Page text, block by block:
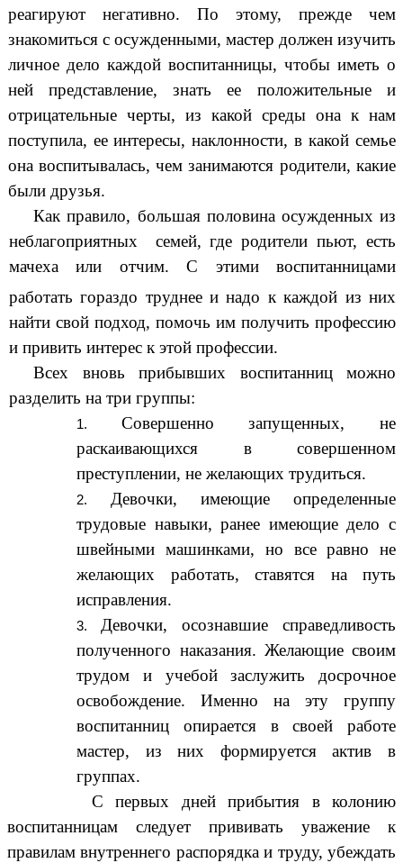
реагируют негативно. По этому, прежде чем
знакомиться с осужденными, мастер должен изучить
личное дело каждой воспитанницы, чтобы иметь о
ней представление, знать ее положительные и
отрицательные черты, из какой среды она к нам
поступила, ее интересы, наклонности, в какой семье
она воспитывалась, чем занимаются родители, какие
были друзья.
Как правило, большая половина осужденных из
неблагоприятных семей, где родители пьют, есть
мачеха или отчим. С этими воспитанницами
работать гораздо труднее и надо к каждой из них
найти свой подход, помочь им получить профессию
и привить интерес к этой профессии.
Всех вновь прибывших воспитанниц можно
разделить на три группы:
Совершенно запущенных, не
раскаивающихся в совершенном
преступлении, не желающих трудиться.
Девочки, имеющие определенные
трудовые навыки, ранее имеющие дело с
швейными машинками, но все равно не
желающих работать, ставятся на путь
исправления.
Девочки, осознавшие справедливость
полученного наказания. Желающие своим
трудом и учебой заслужить досрочное
освобождение. Именно на эту группу
воспитанниц опирается в своей работе
мастер, из них формируется актив в
группах.
С первых дней прибытия в колонию
воспитанницам следует прививать уважение к
правилам внутреннего распорядка и труду, убеждать